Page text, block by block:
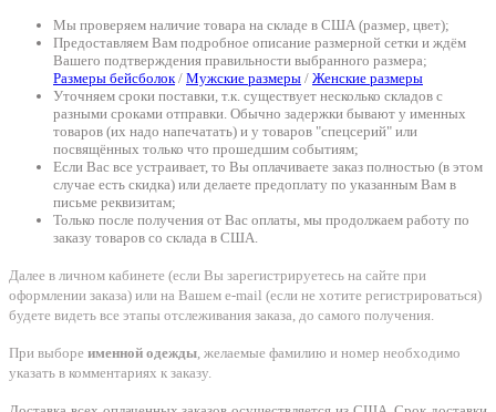
Мы проверяем наличие товара на складе в США (размер, цвет);
Предоставляем Вам подробное описание размерной сетки и ждём
Вашего подтверждения правильности выбранного размера;
Размеры бейсболок/ Мужские размеры / Женские размеры
Уточняем сроки поставки, т.к. существует несколько складов с
разными сроками отправки. Обычно задержки бывают у именных
товаров (их надо напечатать) и у товаров "спецсерий" или
посвящённых только что прошедшим событиям;
Если Вас все устраивает, то Вы оплачиваете заказ полностью (в этом
случае есть скидка) или делаете предоплату по указанным Вам в
письме реквизитам;
Только после получения от Вас оплаты, мы продолжаем работу по
заказу товаров со склада в США.
Далее в личном кабинете (если Вы зарегистрируетесь на сайте при
оформлении заказа) или на Вашем e-mail (если не хотите регистрироваться)
будете видеть все этапы отслеживания заказа, до самого получения.
При выборе именной одежды, желаемые фамилию и номер необходимо
указать в комментариях к заказу.